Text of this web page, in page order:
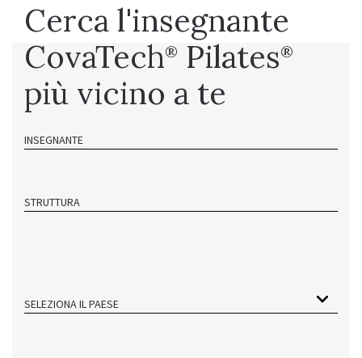
Cerca l'insegnante
CovaTech® Pilates®
più vicino a te
INSEGNANTE
STRUTTURA
SELEZIONA IL PAESE